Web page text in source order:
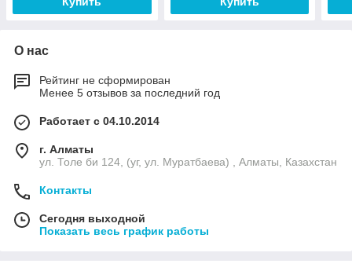
О нас
Рейтинг не сформирован
Менее 5 отзывов за последний год
Работает с 04.10.2014
г. Алматы
ул. Толе би 124, (уг, ул. Муратбаева) , Алматы, Казахстан
Контакты
Сегодня выходной
Показать весь график работы